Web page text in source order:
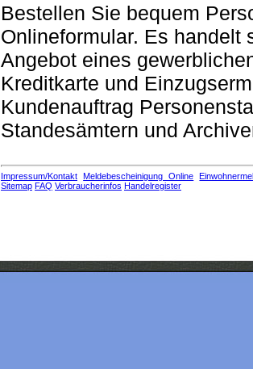
Bestellen Sie bequem
Onlineformular. Es handelt
Angebot eines
Kreditkarte und
Kundenauftrag
Standesämtern und
Impressum/Kontakt Meldebescheinigung Online
Sitemap FAQ Verbraucherinfos Handelregister